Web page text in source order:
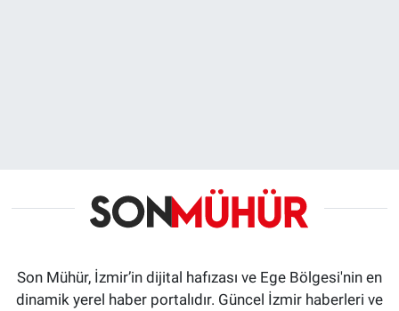
Son Mühür, İzmir’in dijital hafızası ve Ege Bölgesi'nin en
dinamik yerel haber portalıdır. Güncel İzmir haberleri ve